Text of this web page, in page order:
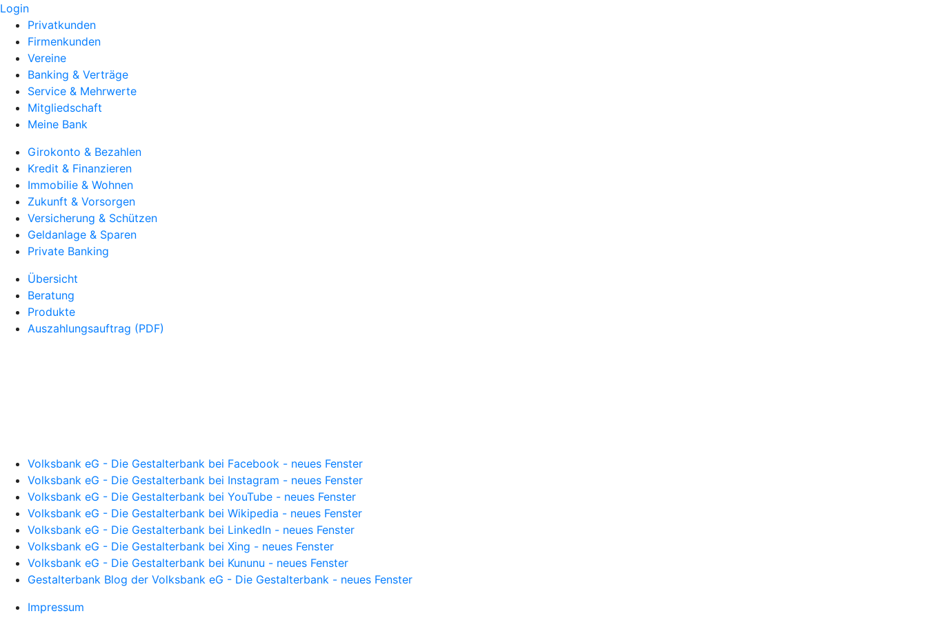
Login
Privatkunden
Firmenkunden
Vereine
Banking & Verträge
Service & Mehrwerte
Mitgliedschaft
Meine Bank
Girokonto & Bezahlen
Kredit & Finanzieren
Immobilie & Wohnen
Zukunft & Vorsorgen
Versicherung & Schützen
Geldanlage & Sparen
Private Banking
Übersicht
Beratung
Produkte
Auszahlungsauftrag (PDF)
Volksbank eG - Die Gestalterbank bei Facebook - neues Fenster
Volksbank eG - Die Gestalterbank bei Instagram - neues Fenster
Volksbank eG - Die Gestalterbank bei YouTube - neues Fenster
Volksbank eG - Die Gestalterbank bei Wikipedia - neues Fenster
Volksbank eG - Die Gestalterbank bei LinkedIn - neues Fenster
Volksbank eG - Die Gestalterbank bei Xing - neues Fenster
Volksbank eG - Die Gestalterbank bei Kununu - neues Fenster
Gestalterbank Blog der Volksbank eG - Die Gestalterbank - neues Fenster
Impressum